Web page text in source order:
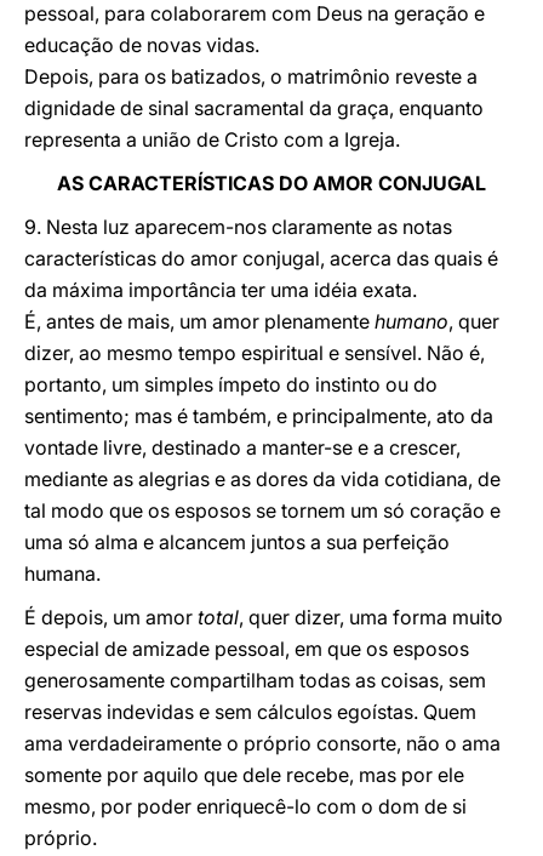
pessoal, para colaborarem com Deus na geração e
educação de novas vidas.
Depois, para os batizados, o matrimônio reveste a
dignidade de sinal sacramental da graça, enquanto
representa a união de Cristo com a Igreja.
AS CARACTERÍSTICAS DO AMOR CONJUGAL
9. Nesta luz aparecem-nos claramente as notas
características do amor conjugal, acerca das quais é
da máxima importância ter uma idéia exata.
É, antes de mais, um amor plenamente humano, quer
dizer, ao mesmo tempo espiritual e sensível. Não é,
portanto, um simples ímpeto do instinto ou do
sentimento; mas é também, e principalmente, ato da
vontade livre, destinado a manter-se e a crescer,
mediante as alegrias e as dores da vida cotidiana, de
tal modo que os esposos se tornem um só coração e
uma só alma e alcancem juntos a sua perfeição
humana.
É depois, um amor total, quer dizer, uma forma muito
especial de amizade pessoal, em que os esposos
generosamente compartilham todas as coisas, sem
reservas indevidas e sem cálculos egoístas. Quem
ama verdadeiramente o próprio consorte, não o ama
somente por aquilo que dele recebe, mas por ele
mesmo, por poder enriquecê-lo com o dom de si
próprio.